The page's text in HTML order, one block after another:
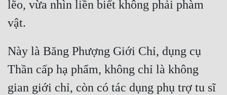
Điền Văn
Đông Phương
Đông Phương Huyền Huyễn
lẽo, vừa nhìn liền biết không phải phàm
Này là Băng Phượng Giới Chỉ, dụng cụ
Thần cấp hạ phẩm, không chỉ là không
gian giới chỉ, còn có tác dụng phụ trợ tu sĩ